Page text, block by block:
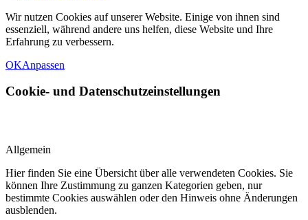
Wir nutzen Cookies auf unserer Website. Einige von ihnen sind
essenziell, während andere uns helfen, diese Website und Ihre
Erfahrung zu verbessern.
OKAnpassen
Cookie- und Datenschutzeinstellungen
Allgemein
Hier finden Sie eine Übersicht über alle verwendeten Cookies. Sie
können Ihre Zustimmung zu ganzen Kategorien geben, nur
bestimmte Cookies auswählen oder den Hinweis ohne Änderungen
ausblenden.